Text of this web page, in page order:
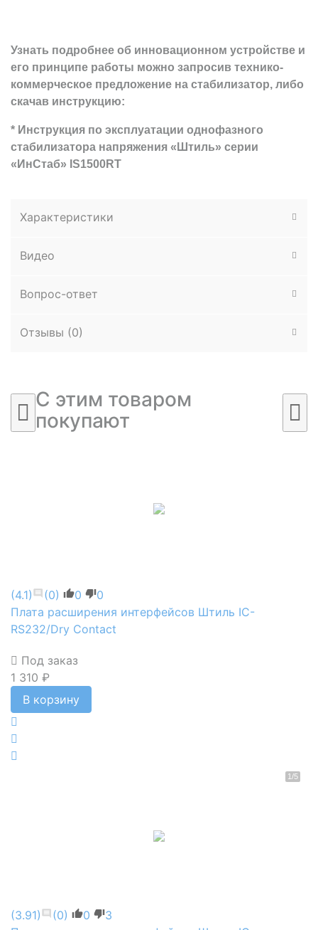
Узнать подробнее об инновационном устройстве и
его принципе работы можно запросив технико-
коммерческое предложение на стабилизатор, либо
скачав инструкцию:
* Инструкция по эксплуатации однофазного
стабилизатора напряжения «Штиль» серии
«ИнСтаб» IS1500RT
Характеристики
Видео
Вопрос-ответ
Отзывы (0)
C этим товаром
покупают
(4.1) (0) 0
0
Плата расширения интерфейсов Штиль IC-
RS232/Dry Contact
Под заказ
1 310 ₽
В корзину
(3.91) (0) 0
3